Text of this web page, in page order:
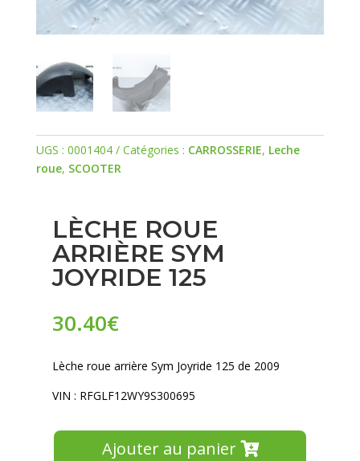
UGS : 0001404 Catégories : CARROSSERIE, Leche
roue, SCOOTER
LÈCHE ROUE
ARRIÈRE SYM
JOYRIDE 125
30.40€
Lèche roue arrière Sym Joyride 125 de 2009
VIN : RFGLF12WY9S300695
Ajouter au panier